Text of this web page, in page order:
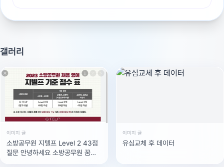
갤러리
이미지 글
소방공무원 지텔프 Level 2 43점
질문 안녕하세요 소방공무원 꿈꾸
이미지 글
유심교체 후 데이터